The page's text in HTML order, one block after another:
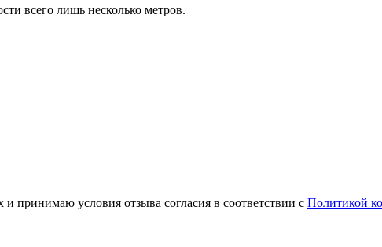
всего лишь несколько метров.
принимаю условия отзыва согласия в соответствии с Политикой